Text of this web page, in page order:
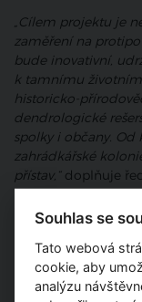
„Cílem projektu je
zaměření na
bude inovativní,
k tamnímu
historicko-
dendrologické
spolky i občany. Od
zahrádkářské
přístav,“ doplňuje
Výstava
přírodní
Povltavská
Rokytku a
Souhlas se
Tato webová
cookie, aby
analýzu